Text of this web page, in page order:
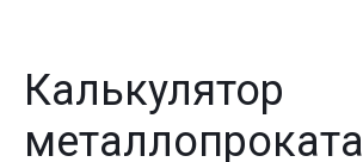
Калькулятор
металлопроката